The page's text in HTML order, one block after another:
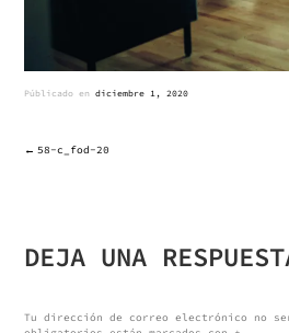
Públicado endiciembre 1, 2020
NAVEGACIÓN
ENTRADAS
58-c_fod-20
DEJA UNA
Tu dirección de correo electrónico no